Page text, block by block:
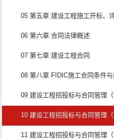
05 第五章 建设工程施工开标、
06 第六章 合同法律概述
07 第七章 建设工程合同
08 第八章 FIDIC施工合同条件与
09 建设工程招投标与合同管理（
10 建设工程招投标与合同管理（
11 建设工程招投标与合同管理